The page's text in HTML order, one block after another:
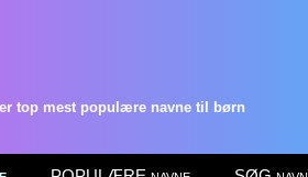
top mest populære navne til børn